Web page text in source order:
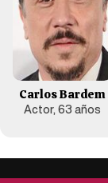
Carlos Bardem
Actor, 63 años